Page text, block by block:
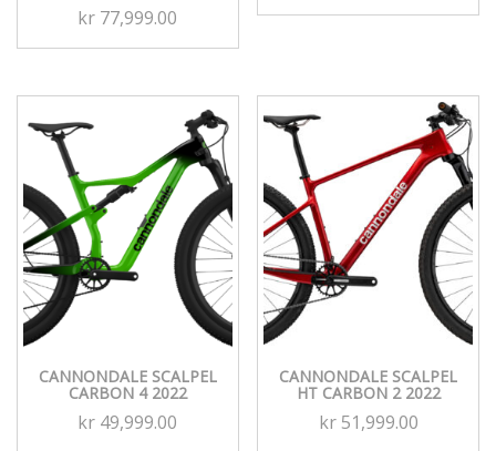
kr 77,999.00
CANNONDALE SCALPEL
CARBON 4 2022
kr 49,999.00
CANNONDALE SCALPEL
HT CARBON 2 2022
kr51,999.00